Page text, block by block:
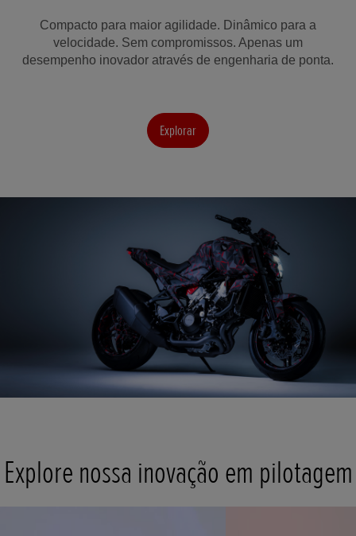
Compacto para maior agilidade. Dinâmico para a
velocidade. Sem compromissos. Apenas um
desempenho inovador através de engenharia de ponta.
Explorar
Explore nossa inovação em pilotagem
t o